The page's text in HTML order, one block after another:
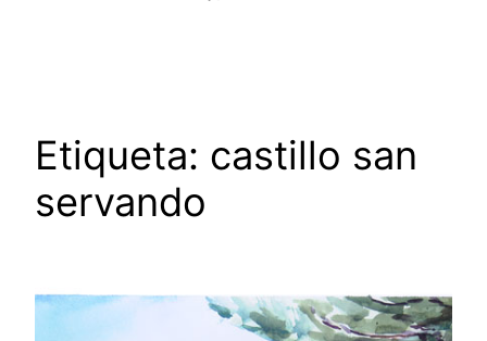
Etiqueta: castillo san
servando